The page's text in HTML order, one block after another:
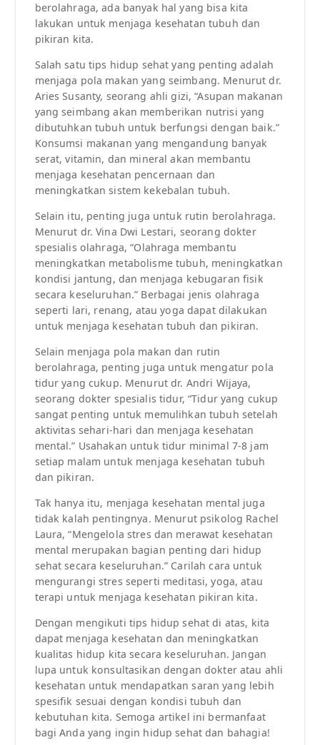
berolahraga, ada banyak hal yang bisa kita
lakukan untuk menjaga kesehatan tubuh dan
pikiran kita.
Salah satu tips hidup sehat yang penting adalah
menjaga pola makan yang seimbang. Menurut dr.
Aries Susanty, seorang ahli gizi, “Asupan makanan
yang seimbang akan memberikan nutrisi yang
dibutuhkan tubuh untuk berfungsi dengan baik.”
Konsumsi makanan yang mengandung banyak
serat, vitamin, dan mineral akan membantu
menjaga kesehatan pencernaan dan
meningkatkan sistem kekebalan tubuh.
Selain itu, penting juga untuk rutin berolahraga.
Menurut dr. Vina Dwi Lestari, seorang dokter
spesialis olahraga, “Olahraga membantu
meningkatkan metabolisme tubuh, meningkatkan
kondisi jantung, dan menjaga kebugaran fisik
secara keseluruhan.” Berbagai jenis olahraga
seperti lari, renang, atau yoga dapat dilakukan
untuk menjaga kesehatan tubuh dan pikiran.
Selain menjaga pola makan dan rutin
berolahraga, penting juga untuk mengatur pola
tidur yang cukup. Menurut dr. Andri Wijaya,
seorang dokter spesialis tidur, “Tidur yang cukup
sangat penting untuk memulihkan tubuh setelah
aktivitas sehari-hari dan menjaga kesehatan
mental.” Usahakan untuk tidur minimal 7-8 jam
setiap malam untuk menjaga kesehatan tubuh
dan pikiran.
Tak hanya itu, menjaga kesehatan mental juga
tidak kalah pentingnya. Menurut psikolog Rachel
Laura, “Mengelola stres dan merawat kesehatan
mental merupakan bagian penting dari hidup
sehat secara keseluruhan.” Carilah cara untuk
mengurangi stres seperti meditasi, yoga, atau
terapi untuk menjaga kesehatan pikiran kita.
Dengan mengikuti tips hidup sehat di atas, kita
dapat menjaga kesehatan dan meningkatkan
kualitas hidup kita secara keseluruhan. Jangan
lupa untuk konsultasikan dengan dokter atau ahli
kesehatan untuk mendapatkan saran yang lebih
spesifik sesuai dengan kondisi tubuh dan
kebutuhan kita. Semoga artikel ini bermanfaat
bagi Anda yang ingin hidup sehat dan bahagia!